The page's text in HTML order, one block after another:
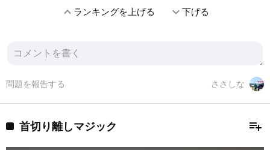
expand_lessランキングを上げる expand_more下げる
ささしな
問題を報告する
playlist_add
首切り離しマジック